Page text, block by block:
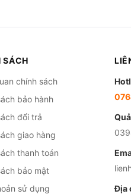
SÁCH
chính sách
bảo hành
đổi trả
giao hàng
thanh toán
bảo mật
sử dụng
Địa